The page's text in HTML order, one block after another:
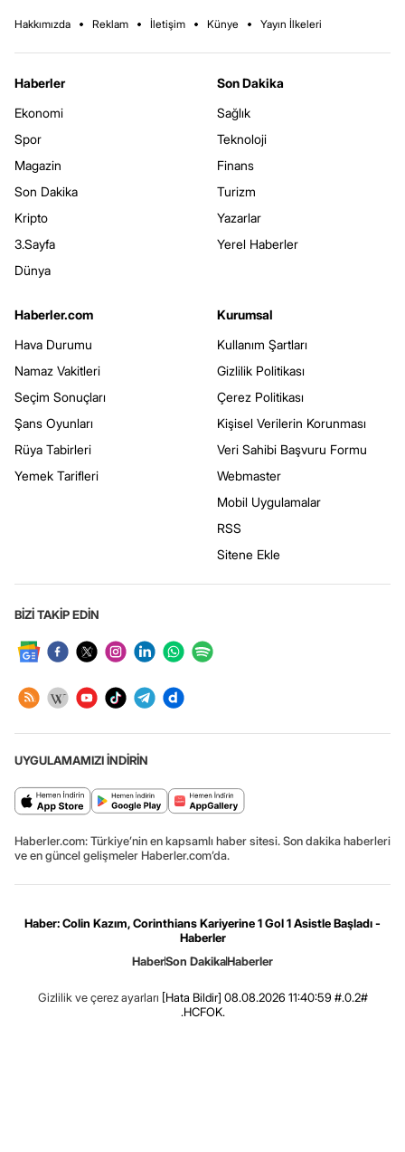
Hakkımızda Reklam İletişim Künye Yayın İlkeleri
Haberler
Ekonomi
Spor
Magazin
Son Dakika
Kripto
3.Sayfa
Dünya
Son Dakika
Sağlık
Teknoloji
Finans
Turizm
Yazarlar
Yerel Haberler
Haberler.com
Hava Durumu
Namaz Vakitleri
Seçim Sonuçları
Şans Oyunları
Rüya Tabirleri
Yemek Tarifleri
Kurumsal
Kullanım Şartları
Gizlilik Politikası
Çerez Politikası
Kişisel Verilerin Korunması
Veri Sahibi Başvuru Formu
Webmaster
Mobil Uygulamalar
RSS
Sitene Ekle
BİZİ TAKİP EDİN
UYGULAMAMIZI İNDİRİN
Haberler.com: Türkiye’nin en kapsamlı haber sitesi. Son dakika haberleri
ve en güncel gelişmeler Haberler.com’da.
Haber: Colin Kazım, Corinthians Kariyerine 1 Gol 1 Asistle Başladı -
Haberler
HaberSon DakikaHaberler
Gizlilik ve çerez ayarları [Hata Bildir] 08.08.2026 11:40:59 #.0.2#
.HCFOK.